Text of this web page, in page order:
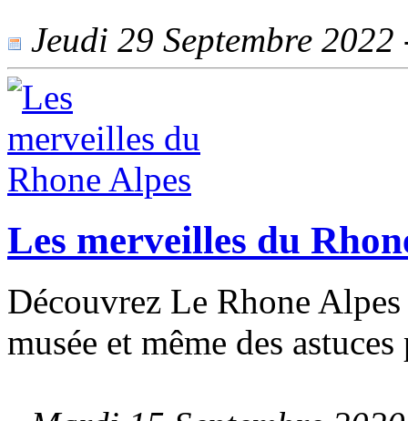
Jeudi 29 Septembre
Les merveilles du
Découvrez Le Rhone
musée et même des